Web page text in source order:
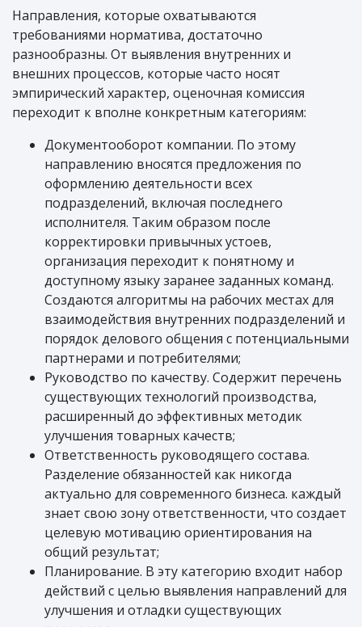
Направления, которые охватываются
требованиями норматива, достаточно
разнообразны. От выявления внутренних и
внешних процессов, которые часто носят
эмпирический характер, оценочная комиссия
переходит к вполне конкретным категориям:
Документооборот компании. По этому
направлению вносятся предложения по
оформлению деятельности всех
подразделений, включая последнего
исполнителя. Таким образом после
корректировки привычных устоев,
организация переходит к понятному и
доступному языку заранее заданных команд.
Создаются алгоритмы на рабочих местах для
взаимодействия внутренних подразделений и
порядок делового общения с потенциальными
партнерами и потребителями;
Руководство по качеству. Содержит перечень
существующих технологий производства,
расширенный до эффективных методик
улучшения товарных качеств;
Ответственность руководящего состава.
Разделение обязанностей как никогда
актуально для современного бизнеса. каждый
знает свою зону ответственности, что создает
целевую мотивацию ориентирования на
общий результат;
Планирование. В эту категорию входит набор
действий с целью выявления направлений для
улучшения и отладки существующих